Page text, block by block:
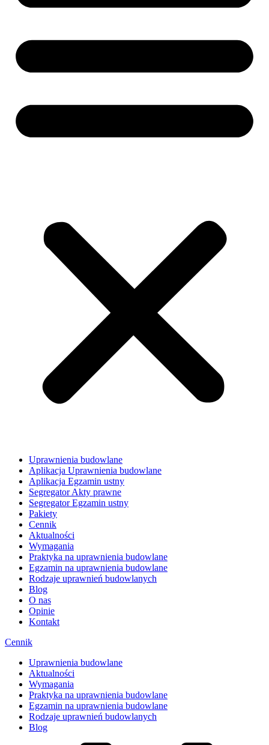
Uprawnienia budowlane
Aplikacja Uprawnienia budowlane
Aplikacja Egzamin ustny
Segregator Akty prawne
Segregator Egzamin ustny
Pakiety
Cennik
Aktualności
Wymagania
Praktyka na uprawnienia budowlane
Egzamin na uprawnienia budowlane
Rodzaje uprawnień budowlanych
Blog
O nas
Opinie
Kontakt
Cennik
Uprawnienia budowlane
Aktualności
Wymagania
Praktyka na uprawnienia budowlane
Egzamin na uprawnienia budowlane
Rodzaje uprawnień budowlanych
Blog